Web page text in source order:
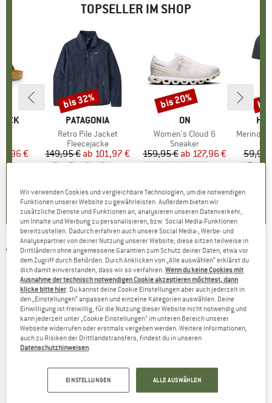
TOPSELLER IM SHOP
Preis
€
MARKE
PATAGONIA
Artikel
Retro Pile Jacket
Produktgruppe
Fleecejacke
Preis
149,95 € reduzierter Preis
ab 101,97 €
Rabatt
bis 32%
MARKE
ON
Artikel
Women's Cloud 6
Produktgruppe
Sneaker
Preis
159,95 € reduzierter Preis
ab 127,96 €
Rabatt
bis 20%
Artikel
MerinoMix150
59,95
VENICE BEACH -Clive Drytivity Stretch Pants
1/1 - Trainingshose
(0)
Wir verwenden Cookies und vergleichbare Technologien, um die notwendigen
Funktionen unserer Website zu gewährleisten. Außerdem bieten wir
zusätzliche Dienste und Funktionen an, analysieren unseren Datenverkehr,
um Inhalte und Werbung zu personalisieren, bzw. Social Media-Funktionen
bereitzustellen. Dadurch erfahren auch unsere Social Media-, Werbe- und
Analysepartner von deiner Nutzung unserer Website; diese sitzen teilweise in
Drittländern ohne angemessene Garantien zum Schutz deiner Daten, etwa vor
dem Zugriff durch Behörden. Durch Anklicken von „Alle auswählen“ erklärst du
dich damit einverstanden, dass wir so verfahren.Wenn du keine Cookies mit
Ausnahme der technisch notwendigen Cookie akzeptieren möchtest, dann
klicke bitte hier . Du kannst deine Cookie Einstellungen aber auch jederzeit in
den „Einstellungen“ anpassen und einzelne Kategorien auswählen. Deine
Einwilligung ist freiwillig, für die Nutzung dieser Website nicht notwendig und
kann jederzeit unter „Cookie Einstellungen“ im unteren Bereich unserer
Webseite widerrufen oder erstmals vergeben werden. Weitere Informationen,
auch zu Risiken der Drittlandstransfers, findest du in unseren
Datenschutzhinweisen
EINSTELLUNGEN ALLE AUSWÄHLEN